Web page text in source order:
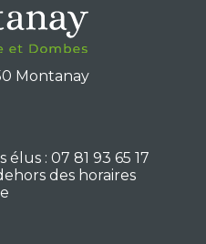
Montanay
: 07 81 93 65 17
des horaires